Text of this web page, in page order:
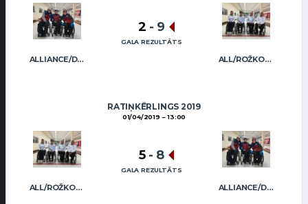
ALLIANCE/DIMBOVSKIS ALL/ROŽKOVA
2 - 9
GALA REZULTĀTS
RATIŅKĒRLINGS 2019
01/04/2019 13:00
ALL/ROŽKOVA ALLIANCE/DIMBOVSKIS
5 - 8
GALA REZULTĀTS